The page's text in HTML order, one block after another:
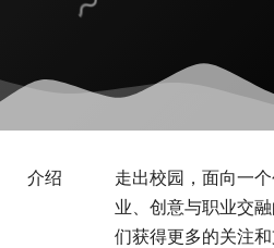
介绍
走出校园，面向一
业、创意与职业交
们获得更多的关注和